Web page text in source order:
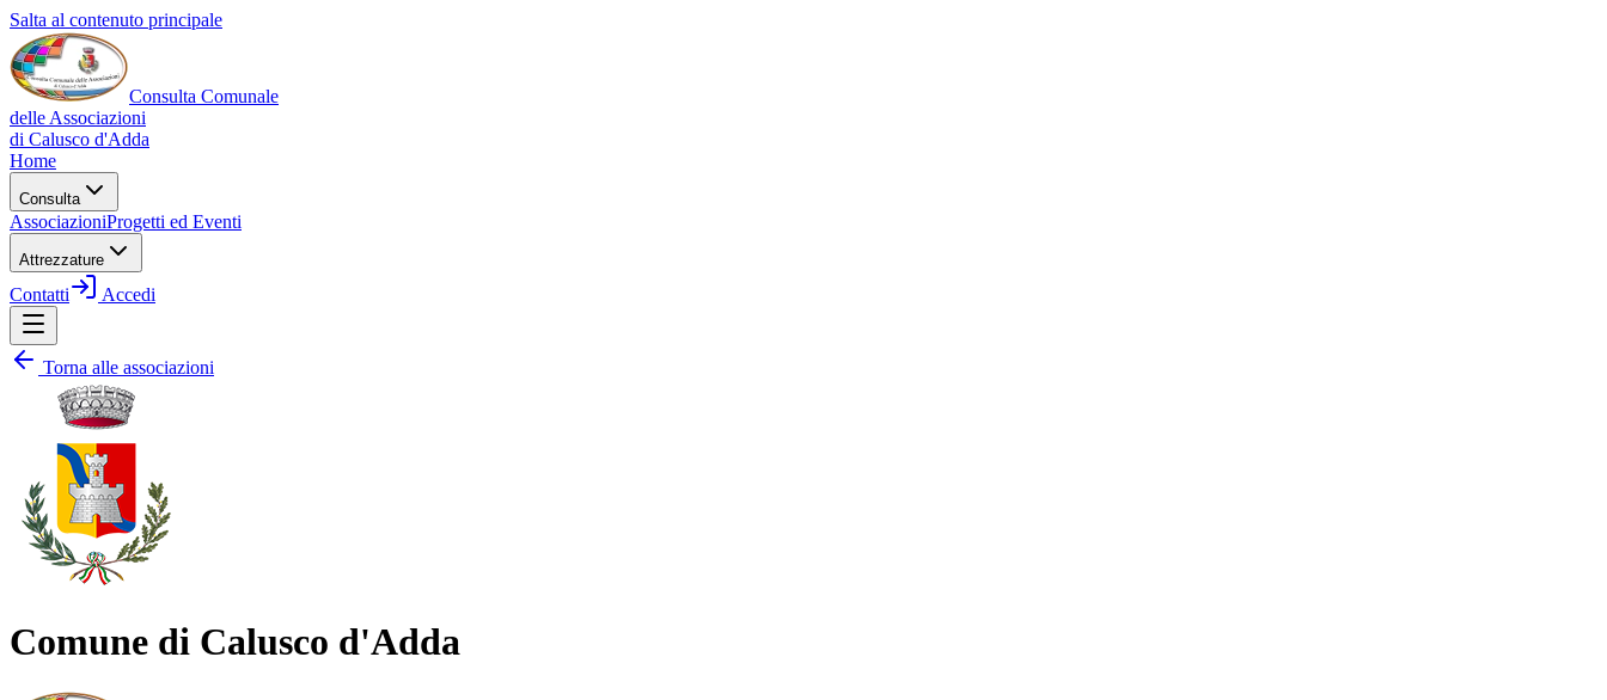
Salta al contenuto principale
Consulta Comunale
delle Associazioni
di Calusco d'Adda
Home
Consulta
AssociazioniProgetti ed Eventi
Attrezzature
Contatti Accedi
Torna alle associazioni
Comune di Calusco d'Adda